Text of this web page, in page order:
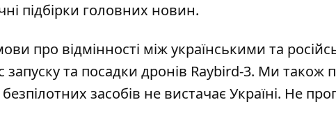
підбірки головних новин.
про відмінності між українськими та
та посадки дронів Raybird-3. Ми також
засобів не вистачає Україні. Не